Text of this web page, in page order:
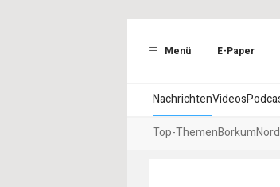
Menü E-Paper
NachrichtenVideos
Top-ThemenBorkum